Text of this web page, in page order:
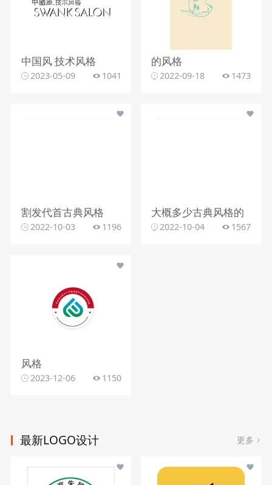
中国风 技术风格
2023-05-09 1041
的风格
2022-09-18 1473
割发代首古典风格
2022-10-03 1196
大概多少古典风格的
2022-10-04 1567
风格
2023-12-06 1150
最新LOGO设计 更多